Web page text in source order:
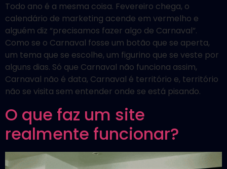
Todo ano é a mesma coisa. Fevereiro chega, o
calendário de marketing acende em vermelho e
alguém diz “precisamos fazer algo de Carnaval”.
Como se o Carnaval fosse um botão que se aperta,
um tema que se escolhe, um figurino que se veste por
alguns dias. Só que Carnaval não funciona assim,
Carnaval não é data, Carnaval é território e, território
não se visita sem entender onde se está pisando.
O que faz um site
realmente funcionar?